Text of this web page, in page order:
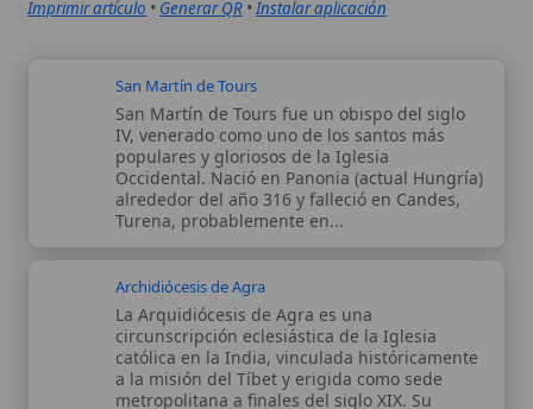
La Arquidiócesis de Agra es una
metropolitana a finales del siglo XIX. Su
historia se apoya en una sucesión de...
Autor:Comité editorial
Artículo supervisado por el Comité
usando fuentes catolicas: escritos
patrísticos, de santos, artículos
teológicos, documentos históricos, actas
de concilios, encíclicas, fuentes
magisteriales y documentos oficiales de